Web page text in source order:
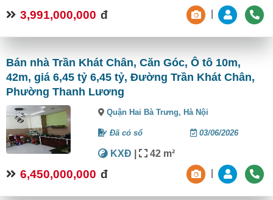
3,991,000,000 đ
Bán nhà Trần Khát Chân, Căn Góc, Ô tô 10m,
42m, giá 6,45 tỷ 6,45 tỷ, Đường Trần Khát Chân,
Phường Thanh Lương
Quận Hai Bà Trưng,Hà Nội
Đã có sổ 03/06/2026
KXĐ | 42 m²
6,450,000,000 đ